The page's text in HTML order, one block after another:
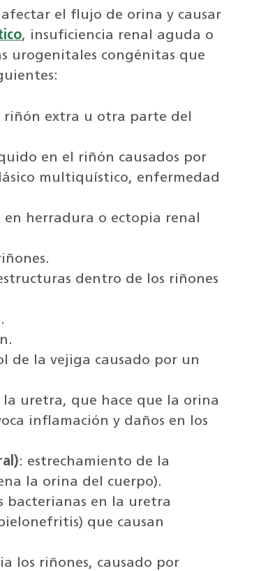
el flujo de orina y causar
, insuficiencia renal aguda o
urogenitales congénitas que
riñón extra u otra parte del
en el riñón causados por
multiquístico, enfermedad
herradura o ectopia renal
dentro de los riñones
de la vejiga causado por un
uretra, que hace que la orina
inflamación y daños en los
: estrechamiento de la
la orina del cuerpo).
bacterianas en la uretra
que causan
los riñones, causado por